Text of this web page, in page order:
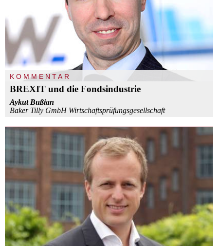
KOMMENTAR
BREXIT und die Fondsindustrie
Aykut Bußian
Baker Tilly GmbH Wirtschaftsprüfungsgesellschaft